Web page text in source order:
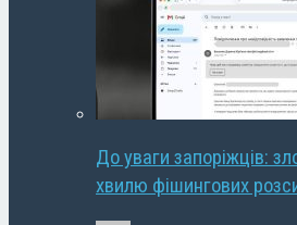
До уваги запоріжців:
хвилю фішингових